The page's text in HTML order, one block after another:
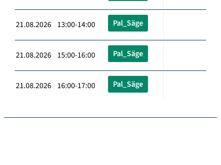
21.08.2026 13:00-14:00 Pal_Säge
21.08.2026 15:00-16:00 Pal_Säge
21.08.2026 16:00-17:00 Pal_Säge